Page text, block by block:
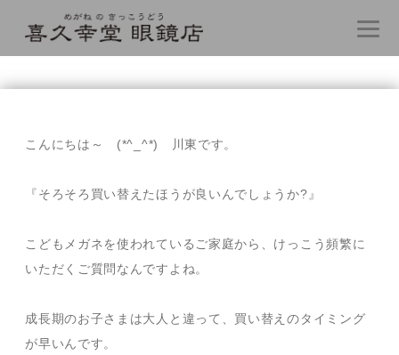
こんにちは～ (*^_^*) 川東です。
『そろそろ買い替えたほうが良いんでしょうか?』
こどもメガネを使われているご家庭から、けっこう頻繁に
いただくご質問なんですよね。
成長期のお子さまは大人と違って、買い替えのタイミング
が早いんです。